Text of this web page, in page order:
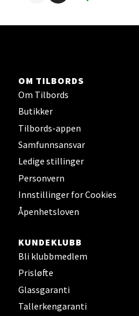
OM TILBORDS
Om Tilbords
Butikker
Tilbords-appen
Samfunnsansvar
Ledige stillinger
Personvern
Innstillinger for Cookies
Åpenhetsloven
KUNDEKLUBB
Bli klubbmedlem
Prisløfte
Glassgaranti
Tallerkengaranti
Storsenter